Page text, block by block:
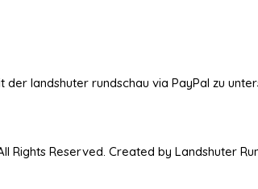
landshuter rundschau via PayPal zu
Rights Reserved. Created by Landshuter